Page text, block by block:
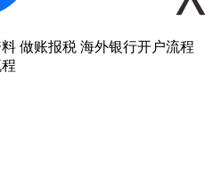
做账报税 海外银行开户流程